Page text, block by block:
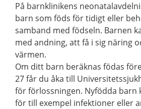
På barnklinikens
barn som föds för tidigt eller
samband med födseln. Barnen
med andning, att få i sig näring
värmen.
Om ditt barn beräknas födas
27 får du åka till
för förlossningen. Nyfödda barn
för till exempel infektioner eller